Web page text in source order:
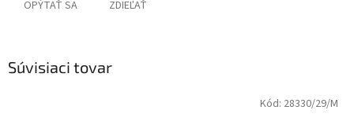
OPÝTAŤ SA ZDIEĽAŤ
Súvisiaci tovar
Kód: 28330/29/M